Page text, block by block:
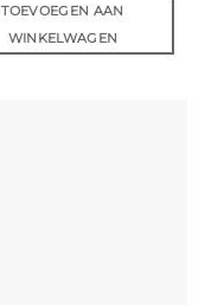
TOEVOEGEN AAN
WINKELWAGEN